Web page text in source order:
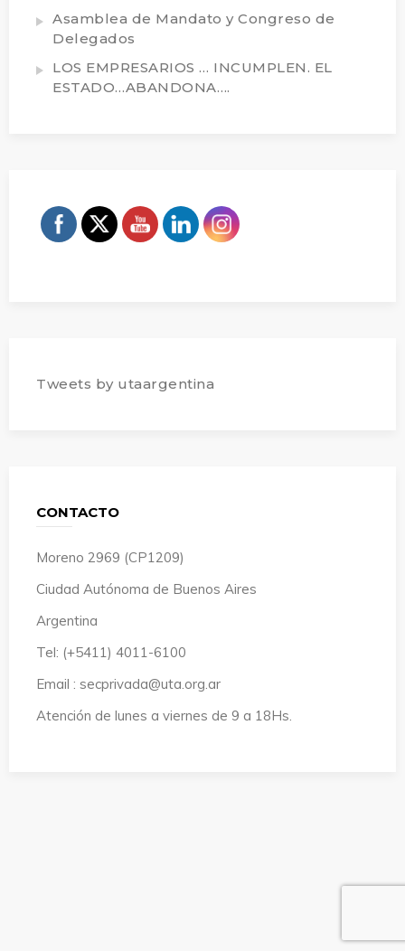
Asamblea de Mandato y Congreso de
Delegados
LOS EMPRESARIOS … INCUMPLEN. EL
ESTADO…ABANDONA….
Tweets by utaargentina
CONTACTO
Moreno 2969 (CP1209)
Ciudad Autónoma de Buenos Aires
Argentina
Tel: (+5411) 4011-6100
Email : secprivada@uta.org.ar
Atención de lunes a viernes de 9 a 18Hs.